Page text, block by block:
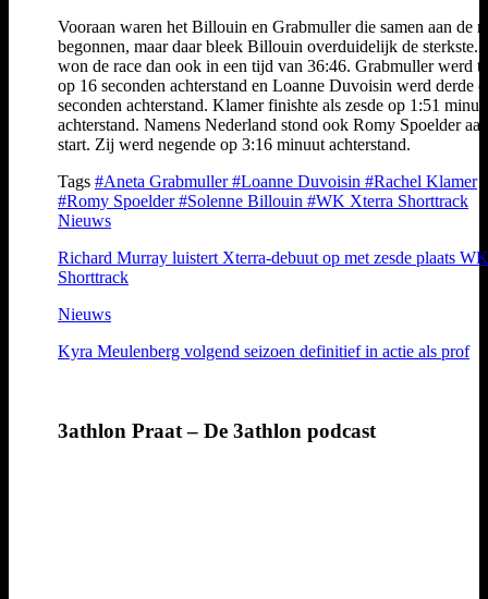
Vooraan waren het Billouin en Grabmuller die samen aan de
begonnen, maar daar bleek Billouin overduidelijk de sterkste.
won de race dan ook in een tijd van 36:46. Grabmuller werd
op 16 seconden achterstand en Loanne Duvoisin werd derde
seconden achterstand. Klamer finishte als zesde op 1:51
achterstand. Namens Nederland stond ook Romy Spoelder
start. Zij werd negende op 3:16 minuut achterstand.
Tags #Aneta Grabmuller#Loanne Duvoisin #Rachel Klamer
#Romy Spoelder#Solenne Billouin #WK Xterra Shorttrack
Nieuws
Richard Murray luistert Xterra-debuut op met zesde plaats WK
Shorttrack
Nieuws
Kyra Meulenberg volgend seizoen definitief in actie als prof
3athlon Praat – De 3athlon podcast